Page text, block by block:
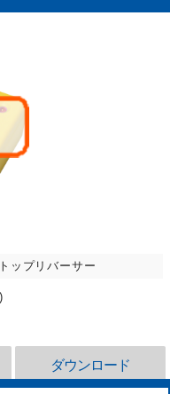
ップリバーサー
ダウンロード